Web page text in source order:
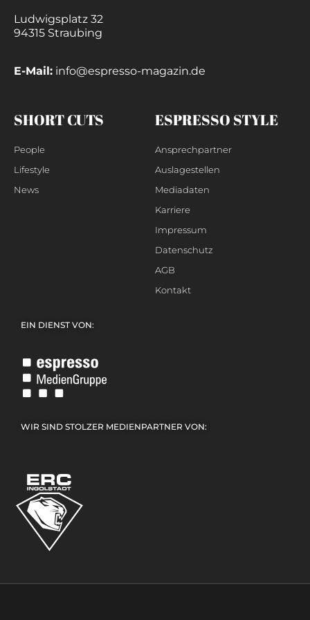
Ludwigsplatz 32
94315 Straubing
E-Mail: info@espresso-magazin.de
SHORT CUTS
People
Lifestyle
News
ESPRESSO STYLE
Ansprechpartner
Auslagestellen
Mediadaten
Karriere
Impressum
Datenschutz
AGB
Kontakt
EIN DIENST VON:
WIR SIND STOLZER MEDIENPARTNER VON: